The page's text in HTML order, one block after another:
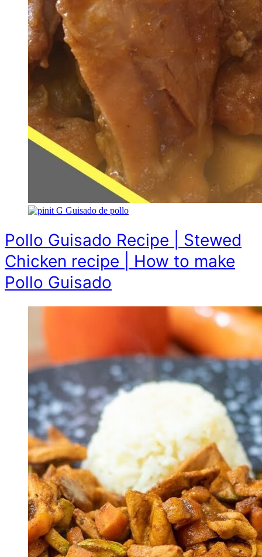
G Guisado de pollo
Pollo Guisado Recipe | Stewed
Chicken recipe | How to make
Pollo Guisado